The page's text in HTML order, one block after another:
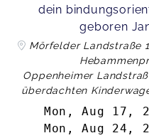
Schöne Umgebung
und inhaltlich
Date mit ihrem
dein
geboren
Mörfelder Landstraße
Oppenheimer
überdachten
Mon, Aug 17,
Mon, Aug 24,